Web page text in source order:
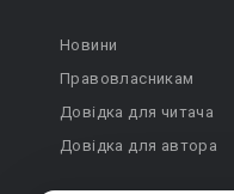
Новини
Правовласникам
Довідка для читача
Довідка для автора